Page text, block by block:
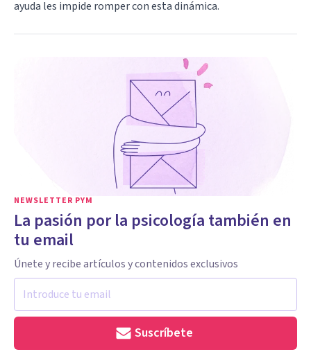
ayuda les impide romper con esta dinámica.
NEWSLETTER PYM
La pasión por la psicología también en
tu email
Únete y recibe artículos y contenidos exclusivos
Suscríbete